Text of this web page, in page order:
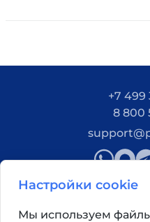
+7 499
8 800
Настройки cookie
Мы используем